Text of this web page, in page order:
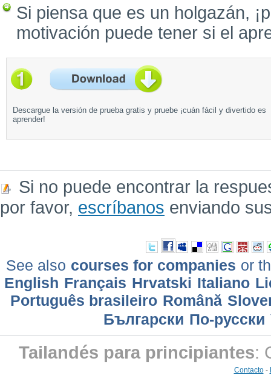
Si piensa que es un holgazán,
motivación puede tener si el
Descargue la versión de prueba gratis y pruebe ¡cuán fácil y divertido es
aprender!
Si no puede encontrar la
por favor, escríbanos enviando
See also courses for companies or
English Français Hrvatski Italiano
Português brasileiro Română
Български По-русски
Tailandés para principiantes:
Contacto-